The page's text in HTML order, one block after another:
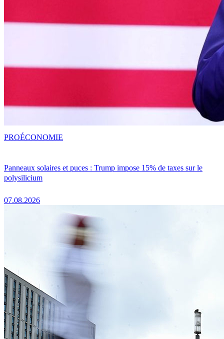
Panneaux solaires et puces : Trump impose 15% de taxes sur le
polysilicium
07.08.2026
PROÉCONOMIE